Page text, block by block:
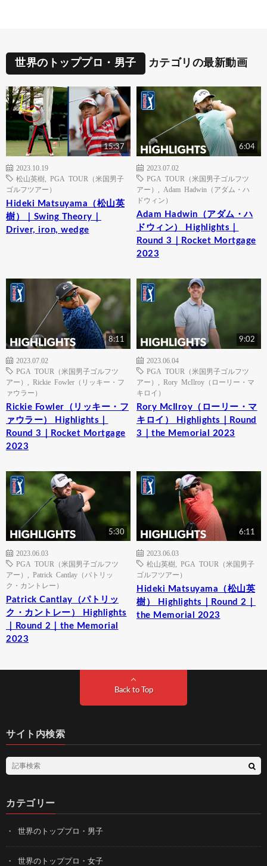
世界のトッププロ・男子 カテゴリの最新動画
15:37
2023.10.19
松山英樹
PGA TOUR（米国男子
ゴルフツアー）
Hideki Matsuyama（松山英
樹）｜Swing Theory｜
Driver, iron, wedge
6:04
2023.07.02
PGA TOUR（米国男子ゴルフツ
アー）
Adam Hadwin（アダム・ハ
ドウィン）
Adam Hadwin（アダム・ハ
ドウィン） Highlights｜
Round 3｜Rocket Mortgage
2023
8:11
2023.07.02
PGA TOUR（米国男子ゴルフツ
アー）
Rickie Fowler（リッキー・フ
ァウラー）
Rickie Fowler（リッキー・フ
ァウラー） Highlights｜
Round 3｜Rocket Mortgage
2023
9:02
2023.06.04
PGA TOUR（米国男子ゴルフツ
アー）
Rory McIlroy（ローリー・マ
キロイ）
Rory McIlroy（ローリー・マ
キロイ） Highlights｜Round
3｜the Memorial 2023
5:30
2023.06.03
PGA TOUR（米国男子ゴルフツ
アー）
Patrick Cantlay（パトリッ
ク・カントレー）
Patrick Cantlay（パトリッ
ク・カントレー） Highlights
｜Round 2｜the Memorial
2023
6:11
2023.06.03
松山英樹
PGA TOUR（米国男子
ゴルフツアー）
Hideki Matsuyama（松山英
樹） Highlights｜Round 2｜
the Memorial 2023
Back to Top
サイト内検索
カテゴリー
世界のトッププロ・男子
世界のトッププロ・女子